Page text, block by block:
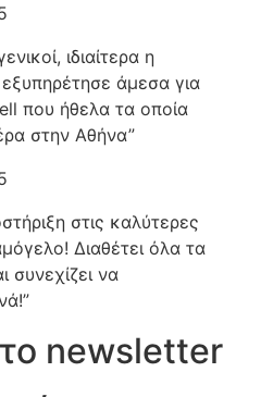
ιδιαίτερα η
άμεσα για
που ήθελα τα οποία
στην Αθήνα”
στις καλύτερες
Διαθέτει όλα τα
συνεχίζει να
newsletter